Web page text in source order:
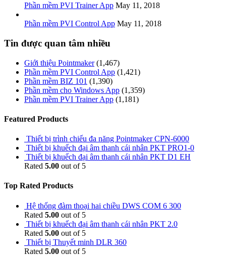
Phần mềm PVI Trainer App May 11, 2018
Phần mềm PVI Control App May 11, 2018
Tin được quan tâm nhiều
Giới thiệu Pointmaker (1,467)
Phần mềm PVI Control App (1,421)
Phần mềm BIZ 101 (1,390)
Phần mềm cho Windows App (1,359)
Phần mềm PVI Trainer App (1,181)
Featured Products
Thiết bị trình chiếu đa năng Pointmaker CPN-6000
Thiết bị khuếch đại âm thanh cái nhân PKT PRO1-0
Thiết bị khuếch đại âm thanh cái nhân PKT D1 EH
Rated 5.00 out of 5
Top Rated Products
Hệ thống đàm thoại hai chiều DWS COM 6 300
Rated 5.00 out of 5
Thiết bị khuếch đại âm thanh cái nhân PKT 2.0
Rated 5.00 out of 5
Thiết bị Thuyết minh DLR 360
Rated 5.00 out of 5